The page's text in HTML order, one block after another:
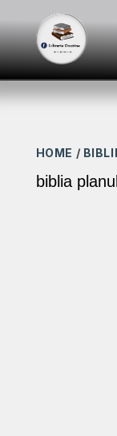
HOME / BIBLII
biblia